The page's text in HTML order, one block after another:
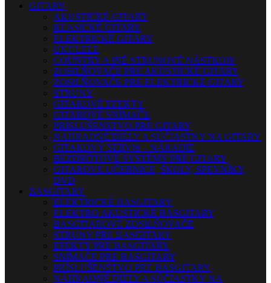
GITARY
AKUSTICKÉ GITARY
KLASICKÉ GITARY
ELEKTRICKÉ GITARY
UKULELE
COUNTRY A INÉ STRUNOVÉ NÁSTROJE
ZOSILŇOVAČE PRE AKUSTICKÉ GITARY
ZOSILŇOVAČE PRE ELEKTRICKÉ GITARY
STRUNY
GITAROVÉ EFEKTY
GITAROVÉ SNÍMAČE
PRÍSLUŠENSTVO PRE GITARY
NÁHRADNÉ DIELY A SÚČIASTKY NA GITARY
GITAROVÝ SERVIS – NÁRADIE
BEZDRÔTOVÉ SYSTÉMY PRE GITARY
GITAROVÉ UČEBNICE, ŠKOLY, SPEVNÍKY,
DVD
BASGITARY
ELEKTRICKÉ BASGITARY
ELEKTRO AKUSTICKÉ BASGITARY
BASGITAROVÉ ZOSILŇOVAČE
STRUNY PRE BASGITARY
EFEKTY PRE BASGITARY
SNÍMAČE PRE BASGITARY
PRÍSLUŠENSTVO PRE BASGITARY
NÁHRADNÉ DIELY A SÚČIASTKY NA